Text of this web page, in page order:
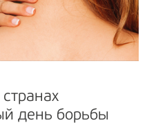
день борьбы